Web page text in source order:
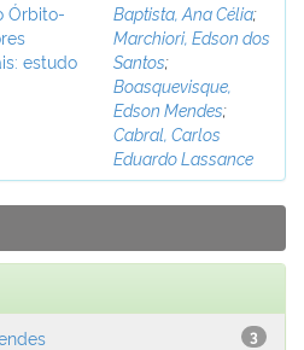
Órbito-
estudo
Baptista, Ana Célia;
Marchiori, Edson dos
Santos;
Boasquevisque,
Edson Mendes;
Cabral, Carlos
Eduardo Lassance
3